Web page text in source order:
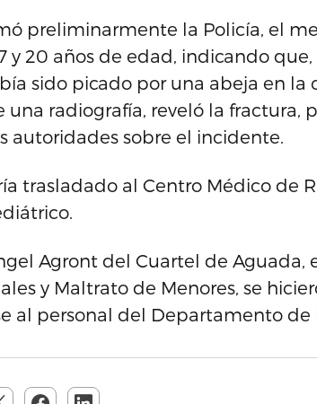
preliminarmente la Policía, el
y 20 años de edad, indicando
sido picado por una abeja en la
una radiografía, reveló la fractura,
autoridades sobre el incidente.
trasladado al Centro Médico de
Agront del Cuartel de
y Maltrato de Menores, se
al personal del Departamento de